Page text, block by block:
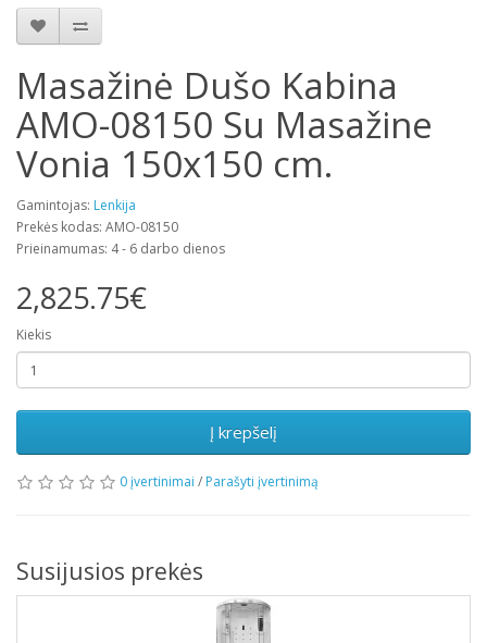
Masažinė Dušo Kabina
AMO-08150 Su Masažine
Vonia 150x150 cm.
Gamintojas: Lenkija
Prekės kodas: AMO-08150
Prieinamumas: 4 - 6 darbo dienos
2,825.75€
Kiekis
Į krepšelį
0 įvertinimai / Parašyti įvertinimą
Susijusios prekės